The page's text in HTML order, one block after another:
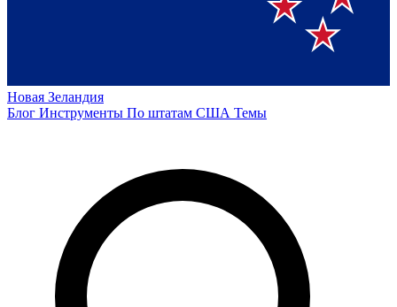
Новая Зеландия
Блог Инструменты По штатам США Темы